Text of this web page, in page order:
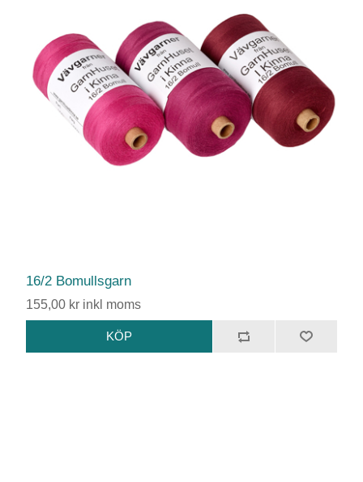
16/2 Bomullsgarn
155,00 kr inkl moms